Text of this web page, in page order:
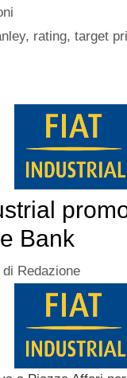
, rating,target
Bank
di Redazione